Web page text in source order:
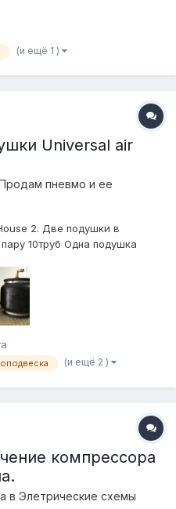
(и ещё 1 )
Universal air
пневмо и ее
2. Две подушки в
10труб Одна подушка
не дошла. цена 4труб
(и ещё 2 )
компрессора
в Элетрические схемы